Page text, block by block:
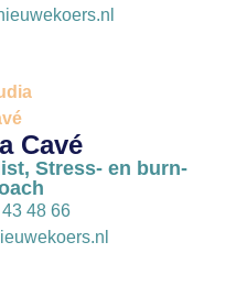
Cavé
Stress- en burn-
48 66